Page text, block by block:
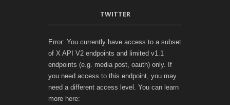
TWITTER
Error: You currently have access to a subset
of X API V2 endpoints and limited v1.1
endpoints (e.g. media post, oauth) only. If
you need access to this endpoint, you may
need a different access level. You can learn
more here: